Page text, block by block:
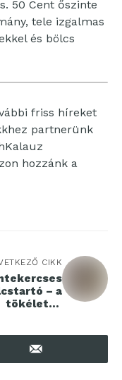
50 Cent őszinte
tele izgalmas
és bölcs
friss híreket
partnerünk
hozzánk a
CIKK
– a
tökéletes